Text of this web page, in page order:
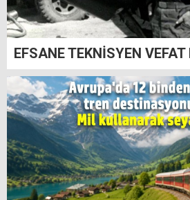
EFSANE TEKNİSYEN VEFAT